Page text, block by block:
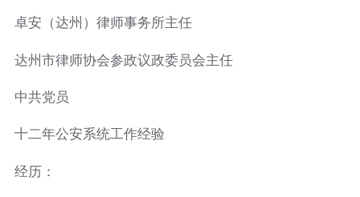
卓安（达州）律师事务所主任
达州市律师协会参政议政委员会主任
中共党员
十二年公安系统工作经验
经历：